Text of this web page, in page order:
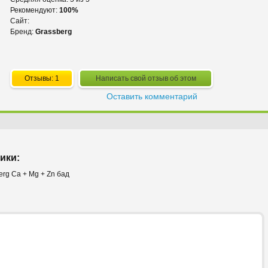
Рекомендуют: 100%
Сайт:
Бренд: Grassberg
Отзывы: 1 Написать свой отзыв об этом
Оставить комментарий
Ca + Mg + Zn бад